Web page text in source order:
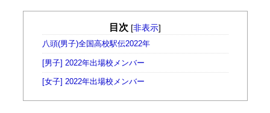
目次 [非表示]
八頭(男子)全国高校駅伝2022年
[男子] 2022年出場校メンバー
[女子] 2022年出場校メンバー